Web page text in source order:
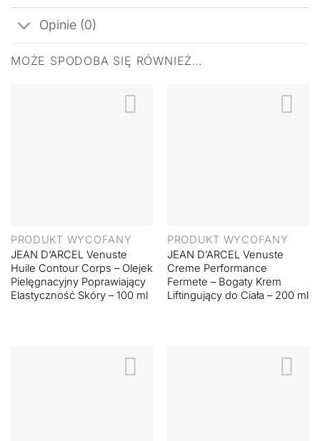
Opinie (0)
MOŻE SPODOBA SIĘ RÓWNIEŻ…
PRODUKT WYCOFANY
JEAN D’ARCEL Venuste
Huile Contour Corps – Olejek
Pielęgnacyjny Poprawiający
Elastyczność Skóry – 100 ml
PRODUKT WYCOFANY
JEAN D’ARCEL Venuste
Creme Performance
Fermete – Bogaty Krem
Liftingujący do Ciała – 200 ml